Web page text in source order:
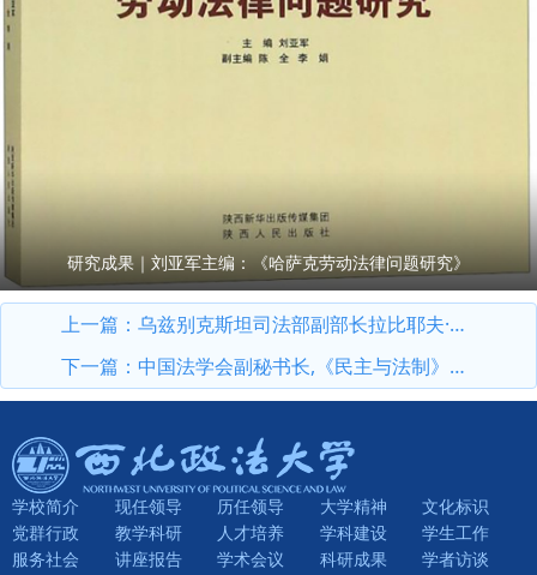
研究成果｜刘亚军主编：《哈萨克劳动法律问题研究》
上一篇： 乌兹别克斯坦司法部副部长拉比耶夫·谢尔扎德一行来我校交流访问并签署合作协议
下一篇： 中国法学会副秘书长,《民主与法制》社党委书记、社长尹宝虎一行来我校参观调研
学校简介 现任领导 历任领导 大学精神
文化标识
党群行政
教学科研 人才培养 学科建设
学生工作
服务社会
讲座报告 学术会议 科研成果
学者访谈